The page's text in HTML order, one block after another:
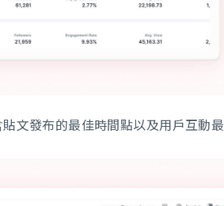
文發布的最佳時間點以及用戶互動